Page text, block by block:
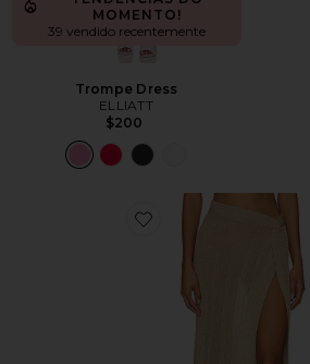
MOMENTO!
39 vendido recentemente
Trompe Dress
ELLIATT
$200
Favorite Heart Of Gold Skirt